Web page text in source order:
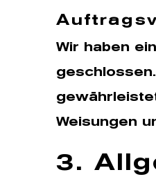
Wir haben
Weisungen
3.